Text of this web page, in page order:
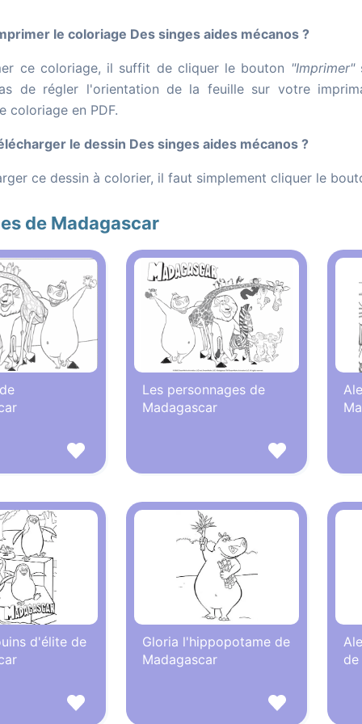
le coloriage Des singes aides mécanos ?
ce coloriage, il suffit de cliquer le bouton "Imprimer"
de régler l'orientation de la feuille sur votre
coloriage en PDF.
le dessin Des singes aides mécanos ?
ce dessin à colorier, il faut simplement cliquer le
de Madagascar
Les personnages de
Madagascar
d'élite de
Gloria l'hippopotame de
Madagascar